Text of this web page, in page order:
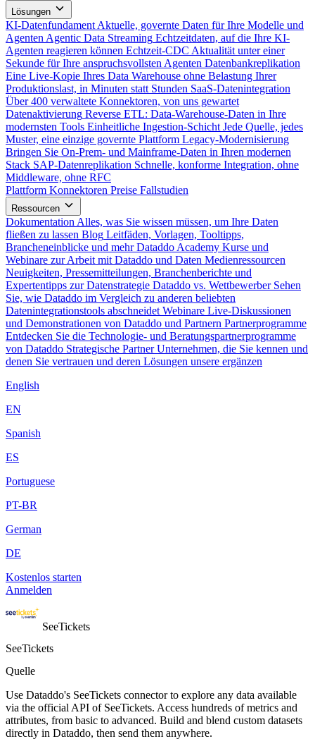
Lösungen
KI-Datenfundament Aktuelle, governte Daten für Ihre Modelle und
Agenten Agentic Data Streaming Echtzeitdaten, auf die Ihre KI-
Agenten reagieren können Echtzeit-CDC Aktualität unter einer
Sekunde für Ihre anspruchsvollsten Agenten Datenbankreplikation
Eine Live-Kopie Ihres Data Warehouse ohne Belastung Ihrer
Produktionslast, in Minuten statt Stunden SaaS-Datenintegration
Über 400 verwaltete Konnektoren, von uns gewartet
Datenaktivierung Reverse ETL: Data-Warehouse-Daten in Ihre
modernsten Tools Einheitliche Ingestion-Schicht Jede Quelle, jedes
Muster, eine einzige governte Plattform Legacy-Modernisierung
Bringen Sie On-Prem- und Mainframe-Daten in Ihren modernen
Stack SAP-Datenreplikation Schnelle, konforme Integration, ohne
Middleware, ohne RFC
Plattform Konnektoren Preise Fallstudien
Ressourcen
Dokumentation Alles, was Sie wissen müssen, um Ihre Daten
fließen zu lassen Blog Leitfäden, Vorlagen, Tooltipps,
Brancheneinblicke und mehr Dataddo Academy Kurse und
Webinare zur Arbeit mit Dataddo und Daten Medienressourcen
Neuigkeiten, Pressemitteilungen, Branchenberichte und
Expertentipps zur Datenstrategie Dataddo vs. Wettbewerber Sehen
Sie, wie Dataddo im Vergleich zu anderen beliebten
Datenintegrationstools abschneidet Webinare Live-Diskussionen
und Demonstrationen von Dataddo und Partnern Partnerprogramme
Entdecken Sie die Technologie- und Beratungspartnerprogramme
von Dataddo Strategische Partner Unternehmen, die Sie kennen und
denen Sie vertrauen und deren Lösungen unsere ergänzen
English
EN
Spanish
ES
Portuguese
PT-BR
German
DE
Kostenlos starten
Anmelden
SeeTickets
SeeTickets
Quelle
Use Dataddo's SeeTickets connector to explore any data available
via the official API of SeeTickets. Access hundreds of metrics and
attributes, from basic to advanced. Build and blend custom datasets
directly in Dataddo, then send them anywhere.